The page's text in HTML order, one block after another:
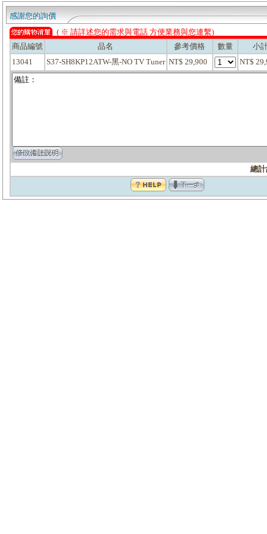
感謝您的詢價
( ※ 請詳述您的需求與電話 方便業務與您連繫)
商品編號
品名 參考價格 數量
小
13041
S37-SH8KP12ATW-黑-NO TV Tuner NT$ 29,900 NT$
總